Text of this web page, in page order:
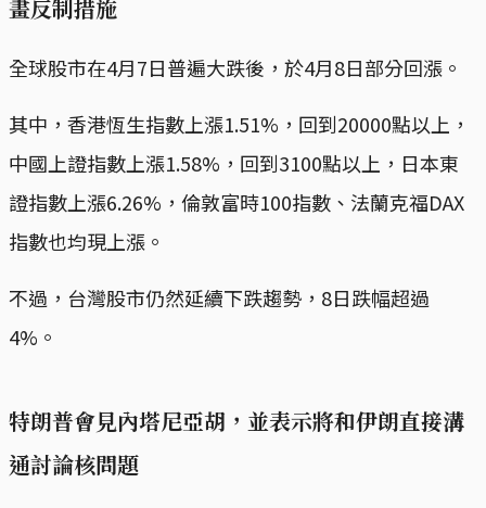
畫反制措施
全球股市在4月7日普遍大跌後，於4月8日部分回漲。
其中，香港恆生指數上漲1.51%，回到20000點以上，
中國上證指數上漲1.58%，回到3100點以上，日本東
證指數上漲6.26%，倫敦富時100指數、法蘭克福DAX
指數也均現上漲。
不過，台灣股市仍然延續下跌趨勢，8日跌幅超過
4%。
特朗普會見內塔尼亞胡，並表示將和伊朗直接溝
通討論核問題